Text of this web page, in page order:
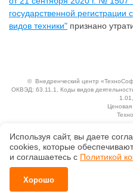
государственной
видов техники" признано
© Внедренческий центр
ОКВЭД: 63.11.1, Коды видов
Ценовая
Положение по обработке и
Справка о регистрации продуктов АО
Используя сайт, вы даете
сооkiеs, которые
и соглашаетесь с Политикой
Хорошо